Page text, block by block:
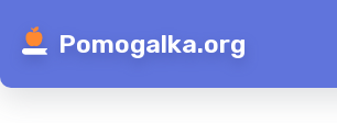
Pomogalka.org